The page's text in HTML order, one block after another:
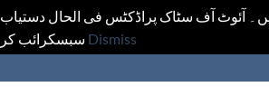
آئوٹ آف سٹاک پراڈکٹس فی الحال
Dismiss